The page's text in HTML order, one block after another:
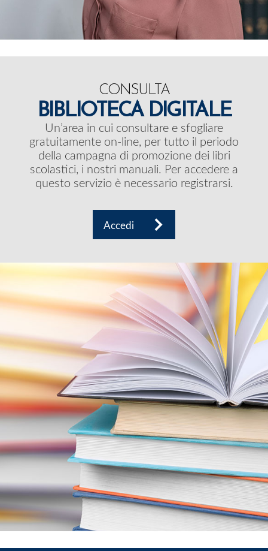
CONSULTA
BIBLIOTECA DIGITALE
Un’area in cui consultare e sfogliare
gratuitamente on-line, per tutto il periodo
della campagna di promozione dei libri
scolastici, i nostri manuali. Per accedere a
questo servizio è necessario registrarsi.
Accedi